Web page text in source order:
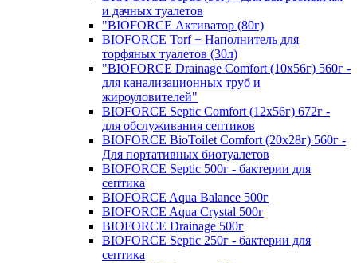
и дачных туалетов
"BIOFORCE Активатор (80г)
BIOFORCE Torf + Наполнитель для
торфяных туалетов (30л)
"BIOFORCE Drainage Comfort (10x56г) 560г -
для канализационных труб и
жироуловителей"
BIOFORCE Septic Comfort (12x56г) 672г -
для обслуживания септиков
BIOFORCE BioToilet Comfort (20x28г) 560г -
Для портативных биотуалетов
BIOFORCE Septic 500г - бактерии для
септика
BIOFORCE Aqua Balance 500г
BIOFORCE Aqua Crystal 500г
BIOFORCE Drainage 500г
BIOFORCE Septic 250г - бактерии для
септика